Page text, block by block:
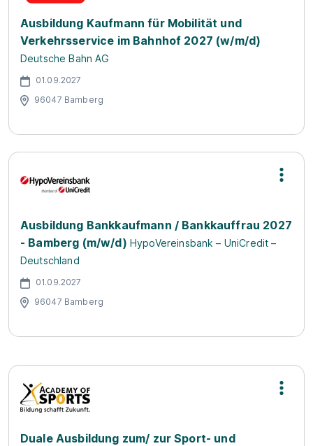
Ausbildung Kaufmann für Mobilität und
Verkehrsservice im Bahnhof 2027 (w/m/d)
Deutsche Bahn AG
01.09.2027
96047 Bamberg
Ausbildung Bankkaufmann / Bankkauffrau 2027
- Bamberg (m/w/d) HypoVereinsbank – UniCredit –
Deutschland
01.09.2027
96047 Bamberg
Duale Ausbildung zum/ zur Sport- und